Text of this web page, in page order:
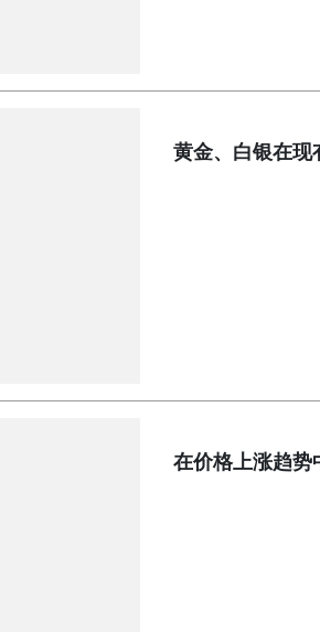
黄金、白银在现
在价格上涨趋势